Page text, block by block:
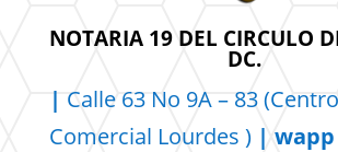
NOTARIA 19 DEL CIRCULO
DC.
| Calle 63 No 9A – 83 (Centro
Comercial Lourdes ) | wapp